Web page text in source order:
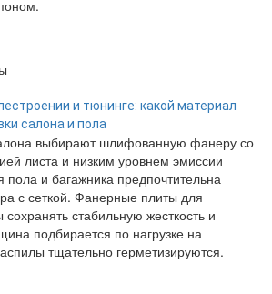
и тюнинге: какой материал
салона и пола
выбирают шлифованную фанеру со
листа и низким уровнем эмиссии
и багажника предпочтительна
с сеткой. Фанерные плиты для
стабильную жесткость и
подбирается по нагрузке на
тщательно герметизируются.